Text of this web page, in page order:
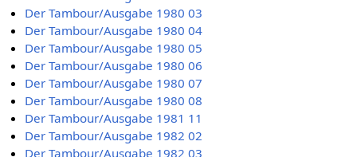
Der Tambour/Ausgabe 1980 03
Der Tambour/Ausgabe 1980 04
Der Tambour/Ausgabe 1980 05
Der Tambour/Ausgabe 1980 06
Der Tambour/Ausgabe 1980 07
Der Tambour/Ausgabe 1980 08
Der Tambour/Ausgabe 1981 11
Der Tambour/Ausgabe 1982 02
Der Tambour/Ausgabe 1982 03